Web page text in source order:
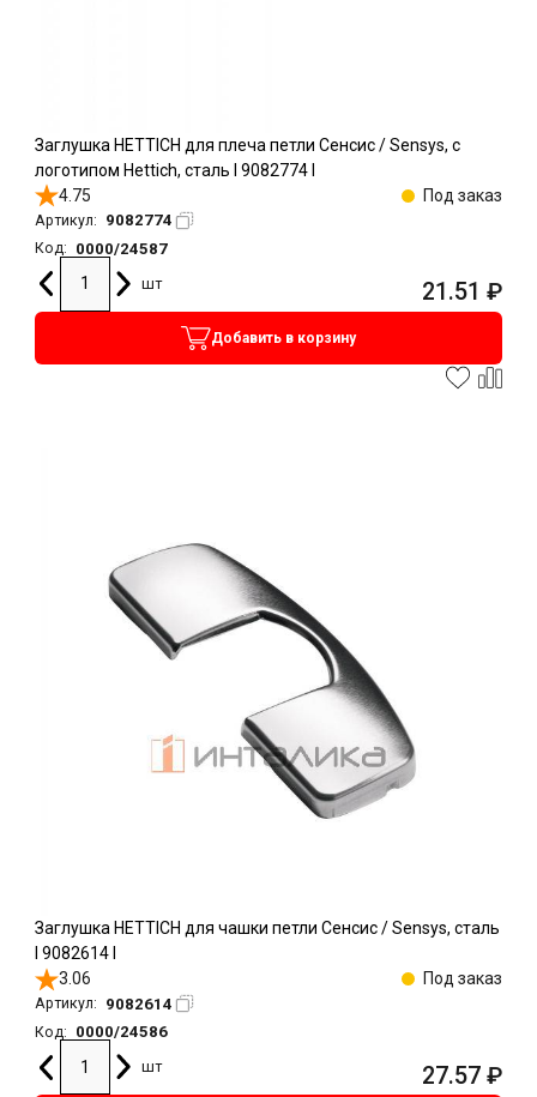
Заглушка HETTICH для плеча петли Сенсис / Sensys, с
логотипом Hettich, сталь l 9082774 l
4.75
Под заказ
Артикул: 9082774
Код:
0000/24587
шт
21.51 ₽
Добавить в корзину
Заглушка HETTICH для чашки петли Сенсис / Sensys, сталь
l 9082614 l
3.06
Под заказ
Артикул: 9082614
Код:
0000/24586
шт
27.57 ₽